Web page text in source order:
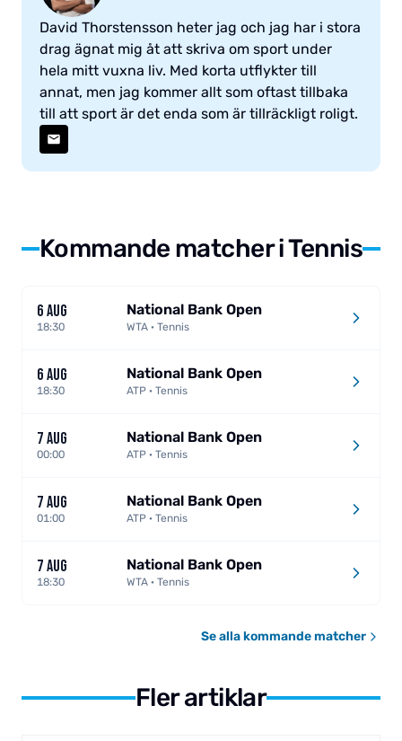
David Thorstensson heter jag och jag har i stora
drag ägnat mig åt att skriva om sport under
hela mitt vuxna liv. Med korta utflykter till
annat, men jag kommer allt som oftast tillbaka
till att sport är det enda som är tillräckligt roligt.
Kommande matcher i Tennis
6 AUG
18:30
National Bank Open
WTA · Tennis
6 AUG
18:30
National Bank Open
ATP · Tennis
7 AUG
00:00
National Bank Open
ATP · Tennis
7 AUG
01:00
National Bank Open
ATP · Tennis
7 AUG
18:30
National Bank Open
WTA · Tennis
Se alla kommande matcher
Fler artiklar